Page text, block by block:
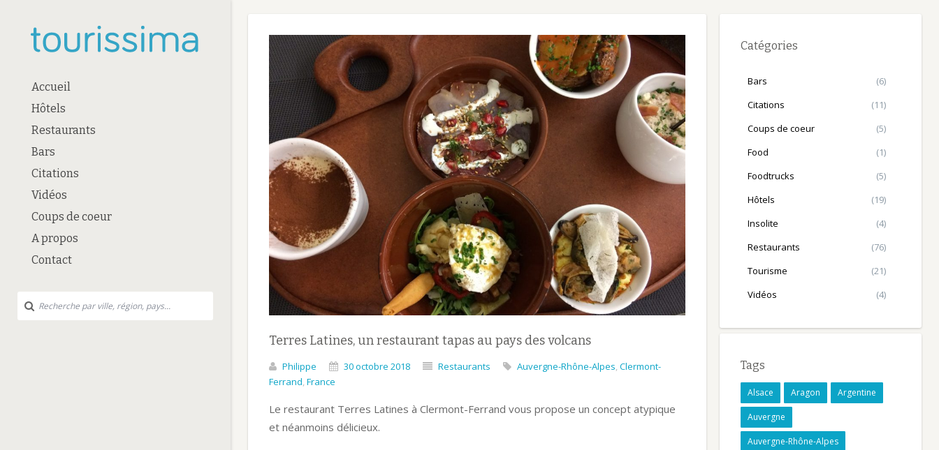
Accueil
Hôtels
Restaurants
Bars
Citations
Vidéos
Coups de coeur
A propos
Contact
Terres Latines, un restaurant tapas au pays des volcans
Philippe 30 octobre 2018 Restaurants Auvergne-Rhône-Alpes, Clermont-
Ferrand, France
Le restaurant Terres Latines à Clermont-Ferrand vous propose un concept atypique
et néanmoins délicieux.
Catégories
Bars
(6)
Citations
(11)
Coups de coeur
(5)
Food
(1)
Foodtrucks
(5)
Hôtels
(19)
Insolite
(4)
Restaurants
(76)
Tourisme
(21)
Vidéos
(4)
Tags
Alsace Aragon Argentine
Auvergne
Auvergne-Rhône-Alpes